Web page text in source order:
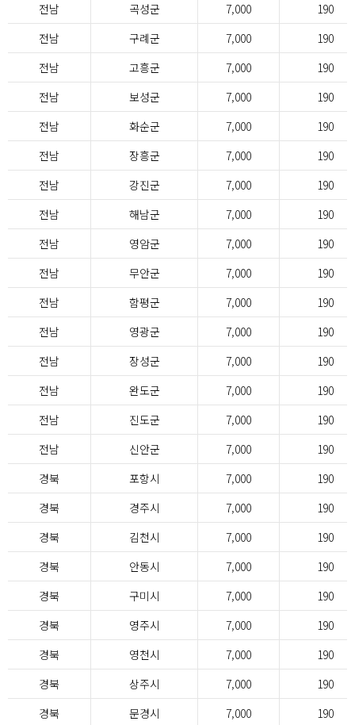
전남
곡성군 7,000
190
전남
구례군 7,000
190
전남
고흥군 7,000
190
전남
보성군 7,000
190
전남
화순군 7,000
190
전남
장흥군 7,000
190
전남
강진군 7,000
190
전남
해남군 7,000
190
전남
영암군 7,000
190
전남
무안군 7,000
190
전남
함평군 7,000
190
전남
영광군 7,000
190
전남
장성군 7,000
190
전남
완도군 7,000
190
전남
진도군 7,000
190
전남
신안군 7,000
190
경북
포항시 7,000
190
경북
경주시 7,000
190
경북
김천시 7,000
190
경북
안동시 7,000
190
경북
구미시 7,000
190
경북
영주시 7,000
190
경북
영천시 7,000
190
경북
상주시 7,000
190
경북
문경시 7,000
190